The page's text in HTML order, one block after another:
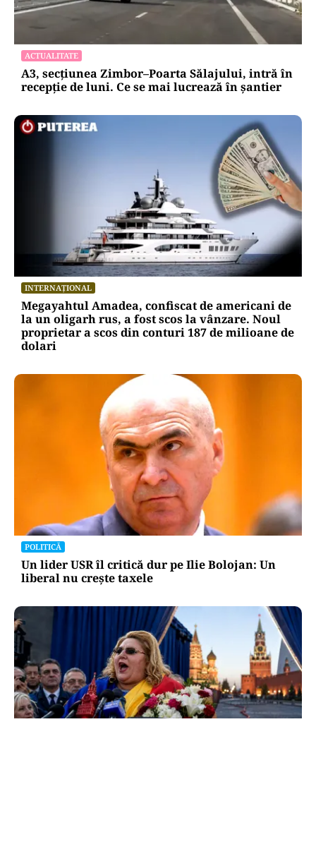
ACTUALITATE
A3, secțiunea Zimbor–Poarta Sălajului, intră în
recepție de luni. Ce se mai lucrează în șantier
INTERNAȚIONAL
Megayahtul Amadea, confiscat de americani de
la un oligarh rus, a fost scos la vânzare. Noul
proprietar a scos din conturi 187 de milioane de
dolari
POLITICĂ
Un lider USR îl critică dur pe Ilie Bolojan: Un
liberal nu crește taxele